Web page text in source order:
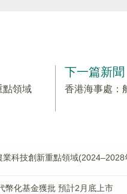
點領域
下一篇新聞
香港海事處：
科技創新重點領域(2024–2028
幣化基金獲批 預計2月底上市